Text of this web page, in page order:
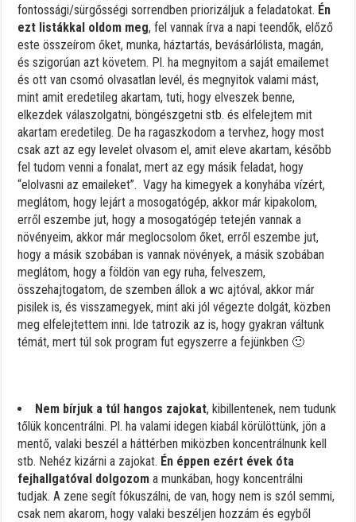
fontossági/sürgősségi sorrendben priorizáljuk a feladatokat. Én
ezt listákkal oldom meg, fel vannak írva a napi teendők, előző
este összeírom őket, munka, háztartás, bevásárlólista, magán,
és szigorúan azt követem. Pl. ha megnyitom a saját emailemet
és ott van csomó olvasatlan levél, és megnyitok valami mást,
mint amit eredetileg akartam, tuti, hogy elveszek benne,
elkezdek válaszolgatni, böngészgetni stb. és elfelejtem mit
akartam eredetileg. De ha ragaszkodom a tervhez, hogy most
csak azt az egy levelet olvasom el, amit eleve akartam, később
fel tudom venni a fonalat, mert az egy másik feladat, hogy
“elolvasni az emaileket”. Vagy ha kimegyek a konyhába vízért,
meglátom, hogy lejárt a mosogatógép, akkor már kipakolom,
erről eszembe jut, hogy a mosogatógép tetején vannak a
növényeim, akkor már meglocsolom őket, erről eszembe jut,
hogy a másik szobában is vannak növények, a másik szobában
meglátom, hogy a földön van egy ruha, felveszem,
összehajtogatom, de szemben állok a wc ajtóval, akkor már
pisilek is, és visszamegyek, mint aki jól végezte dolgát, közben
meg elfelejtettem inni. Ide tatrozik az is, hogy gyakran váltunk
témát, mert túl sok program fut egyszerre a fejünkben 🙂
Nem bírjuk a túl hangos zajokat, kibillentenek, nem tudunk
tőlük koncentrálni. Pl. ha valami idegen kiabál körülöttünk, jön a
mentő, valaki beszél a háttérben miközben koncentrálnunk kell
stb. Nehéz kizárni a zajokat. Én éppen ezért évek óta
fejhallgatóval dolgozom a munkában, hogy koncentrálni
tudjak. A zene segít fókuszálni, de van, hogy nem is szól semmi,
csak nem akarom, hogy valaki beszéljen hozzám és egyből